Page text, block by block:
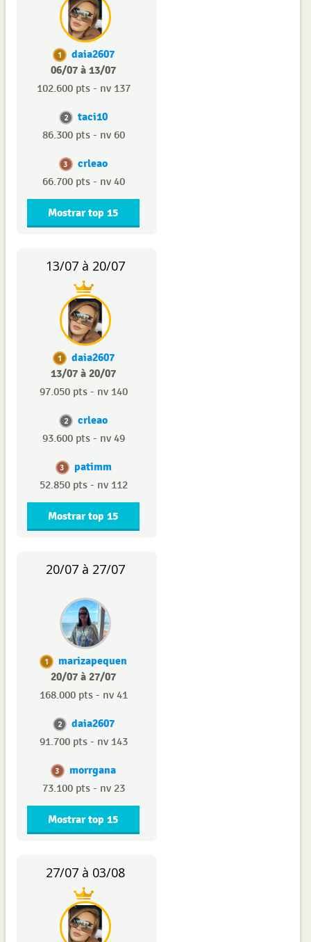
1
daia2607
06/07 à 13/07
102.600 pts - nv 137
2 taci10
86.300 pts - nv 60
3 crleao
66.700 pts - nv 40
Mostrar top 15
13/07 à 20/07
1
daia2607
13/07 à 20/07
97.050 pts - nv 140
2 crleao
93.600 pts - nv 49
3 patimm
52.850 pts - nv 112
Mostrar top 15
20/07 à 27/07
1
marizapequen
20/07 à 27/07
168.000 pts - nv 41
2 daia2607
91.700 pts - nv 143
3 morrgana
73.100 pts - nv 23
Mostrar top 15
27/07 à 03/08